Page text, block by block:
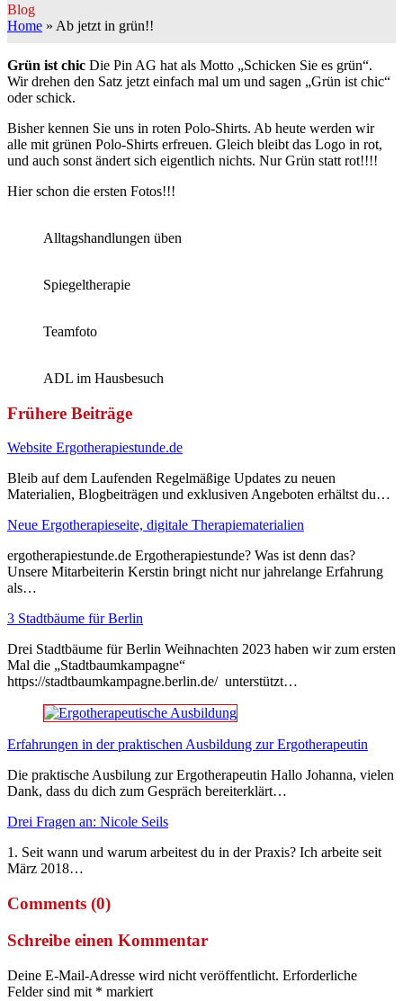
Blog
Home » Ab jetzt in grün!!
Grün ist chic Die Pin AG hat als Motto „Schicken Sie es grün“.
Wir drehen den Satz jetzt einfach mal um und sagen „Grün ist chic“
oder schick.
Bisher kennen Sie uns in roten Polo-Shirts. Ab heute werden wir
alle mit grünen Polo-Shirts erfreuen. Gleich bleibt das Logo in rot,
und auch sonst ändert sich eigentlich nichts. Nur Grün statt rot!!!!
Hier schon die ersten Fotos!!!
Alltagshandlungen üben
Spiegeltherapie
Teamfoto
ADL im Hausbesuch
Frühere Beiträge
Website Ergotherapiestunde.de
Bleib auf dem Laufenden Regelmäßige Updates zu neuen
Materialien, Blogbeiträgen und exklusiven Angeboten erhältst du…
Neue Ergotherapieseite, digitale Therapiematerialien
ergotherapiestunde.de Ergotherapiestunde? Was ist denn das?
Unsere Mitarbeiterin Kerstin bringt nicht nur jahrelange Erfahrung
als…
3 Stadtbäume für Berlin
Drei Stadtbäume für Berlin Weihnachten 2023 haben wir zum ersten
Mal die „Stadtbaumkampagne“
https://stadtbaumkampagne.berlin.de/ unterstützt…
Erfahrungen in der praktischen Ausbildung zur Ergotherapeutin
Die praktische Ausbilung zur Ergotherapeutin Hallo Johanna, vielen
Dank, dass du dich zum Gespräch bereiterklärt…
Drei Fragen an: Nicole Seils
1. Seit wann und warum arbeitest du in der Praxis? Ich arbeite seit
März 2018…
Comments (0)
Schreibe einen Kommentar
Deine E-Mail-Adresse wird nicht veröffentlicht. Erforderliche
Felder sind mit * markiert